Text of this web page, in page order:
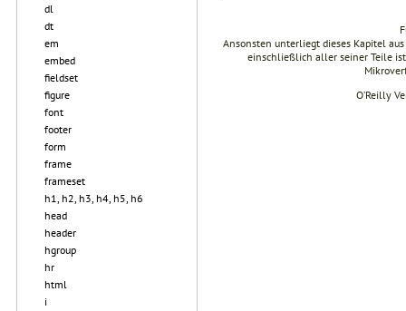
dl
dt
em
embed
fieldset
figure
font
footer
form
frame
frameset
h1, h2, h3, h4, h5, h6
head
header
hgroup
hr
html
i
Ansonsten unterliegt dieses Kapitel
einschließlich aller seiner Teile
O’Reilly